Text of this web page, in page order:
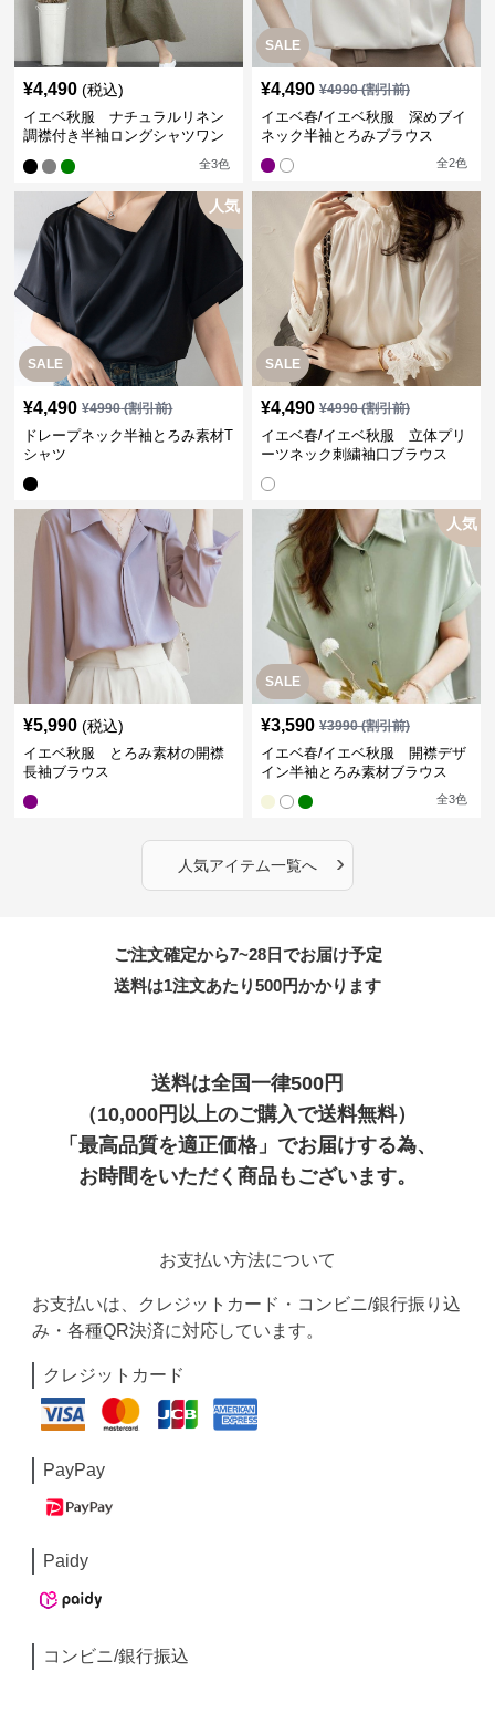
¥4,490 (税込)
イエベ秋服 ナチュラルリネン
調襟付き半袖ロングシャツワン
全3色
SALE
¥4,490 ¥4990(割引前)
イエベ春/イエベ秋服 深めブイ
ネック半袖とろみブラウス
全2色
SALE
人気
¥4,490 ¥4990(割引前)
ドレープネック半袖とろみ素材T
シャツ
SALE
¥4,490 ¥4990(割引前)
イエベ春/イエベ秋服 立体プリ
ーツネック刺繍袖口ブラウス
¥5,990 (税込)
イエベ秋服 とろみ素材の開襟
長袖ブラウス
SALE
人気
¥3,590 ¥3990(割引前)
イエベ春/イエベ秋服 開襟デザ
イン半袖とろみ素材ブラウス
全3色
人気アイテム一覧へ ›
ご注文確定から7~28日でお届け予定
送料は1注文あたり500円かかります
送料は全国一律500円
（10,000円以上のご購入で送料無料）
「最高品質を適正価格」でお届けする為、
お時間をいただく商品もございます。
お支払い方法について
お支払いは、クレジットカード・コンビニ/銀行振り込
み・各種QR決済に対応しています。
クレジットカード
PayPay
Paidy
コンビニ/銀行振込